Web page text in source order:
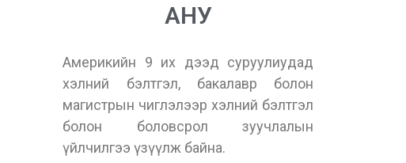
АНУ
Америкийн 9 их дээд суруулиудад
хэлний бэлтгэл, бакалавр болон
магистрын чиглэлээр хэлний бэлтгэл
болон боловсрол зуучлалын
үйлчилгээ үзүүлж байна.